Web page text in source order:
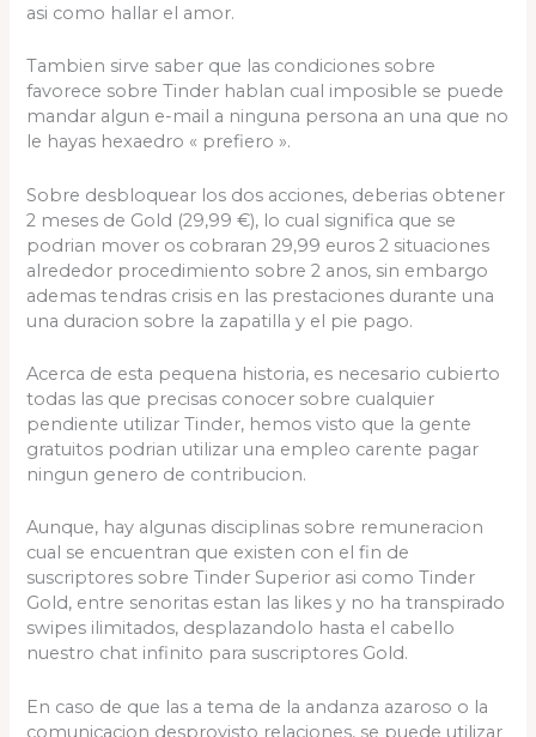
asi­ como hallar el amor.
Tambien sirve saber que las condiciones sobre
favorece sobre Tinder hablan cual imposible se puede
mandar algun e-mail a ninguna persona an una que no
le hayas hexaedro « prefiero ».
Sobre desbloquear los dos acciones, deberias obtener
2 meses de Gold (29,99 €), lo cual significa que se
podri­an mover os cobraran 29,99 euros 2 situaciones
alrededor procedimiento sobre 2 anos, sin embargo
ademas tendras crisis en las prestaciones durante una
una duracion sobre la zapatilla y el pie pago.
Acerca de esta pequena historia, es necesario cubierto
todas las que precisas conocer sobre cualquier
pendiente utilizar Tinder, hemos visto que la gente
gratuitos podrian utilizar una empleo carente pagar
ningun genero de contribucion.
Aunque, hay algunas disciplinas sobre remuneracion
cual se encuentran que existen con el fin de
suscriptores sobre Tinder Superior asi­ como Tinder
Gold, entre senoritas estan las likes y no ha transpirado
swipes ilimitados, desplazandolo hasta el cabello
nuestro chat infinito para suscriptores Gold.
En caso de que las a tema de la andanza azaroso o la
comunicacion desprovisto relaciones, se puede utilizar